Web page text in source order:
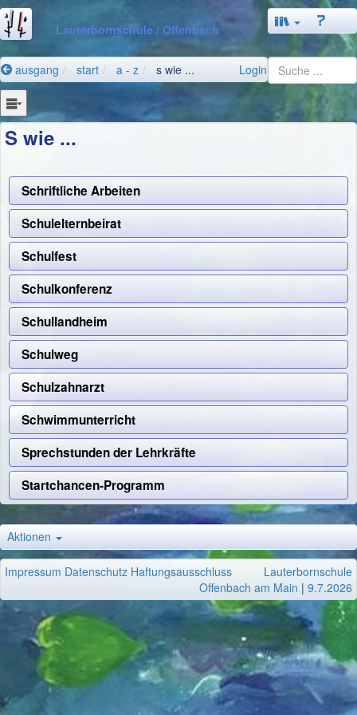
Lauterbornschule / Offenbach
ausgang start a - z s wie ... Login
S wie ...
Schriftliche Arbeiten
Schulelternbeirat
Schulfest
Schulkonferenz
Schullandheim
Schulweg
Schulzahnarzt
Schwimmunterricht
Sprechstunden der Lehrkräfte
Startchancen-Programm
Aktionen
Impressum Datenschutz Haftungsausschluss
Lauterbornschule
Offenbach am Main | 9.7.2026